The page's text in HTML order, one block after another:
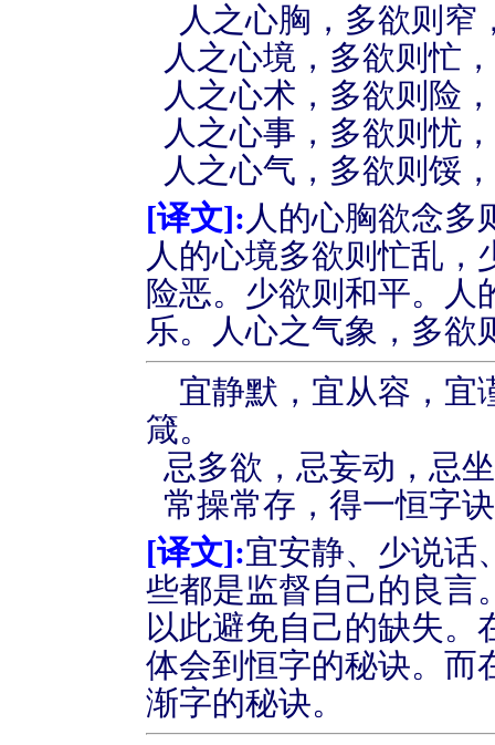
人之心胸，多欲则窄
人之心境，多欲则忙
人之心术，多欲则险
人之心事，多欲则忧
人之心气，多欲则馁
[译文]:人的心胸欲念多
人的心境多欲则忙乱，
险恶。少欲则和平。人
乐。人心之气象，多欲
宜静默，宜从容，宜
箴。
忌多欲，忌妄动，忌
常操常存，得一恒字
[译文]:宜安静、少说话
些都是监督自己的良言
以此避免自己的缺失。
体会到恒字的秘诀。而
渐字的秘诀。